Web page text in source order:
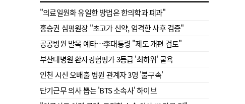
"의료일원화 유일한 방법은 한의학과 폐과"
홍승권 심평원장 " 초고가 신약, 엄격한 사후 검증"
공공병원 발목 예타…李대통령 "제도 개편 검토"
부산대병원 환자경험평가 3등급 '최하위' 굴욕
인천 시신 오배출 병원 관계자 3명 '불구속'
단기근무 의사 뽑는 'BTS 소속사' 하이브